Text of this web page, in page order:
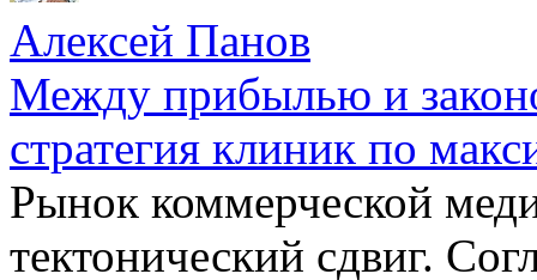
Алексей Панов
Между прибылью и
стратегия клиник по
Рынок коммерческой
тектонический сдвиг.